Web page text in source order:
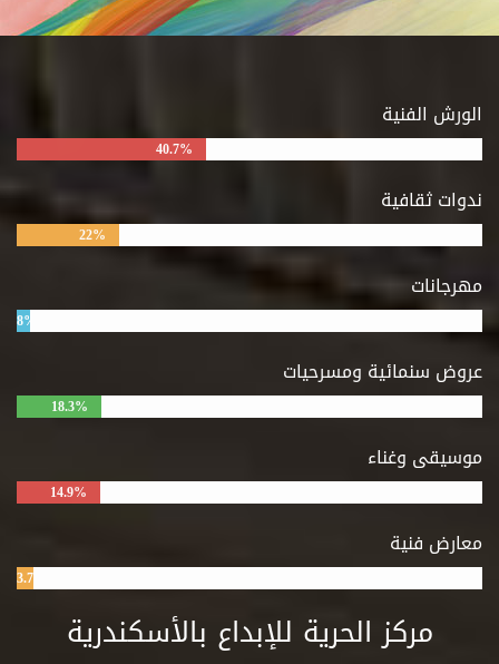
الورش الفنية
40.7%
ندوات ثقافية
22%
مهرجانات
8%
عروض سنمائية ومسرحيات
18.3%
موسيقى وغناء
14.9%
معارض فنية
3.7%
مركز الحرية للإبداع بالأسكندرية